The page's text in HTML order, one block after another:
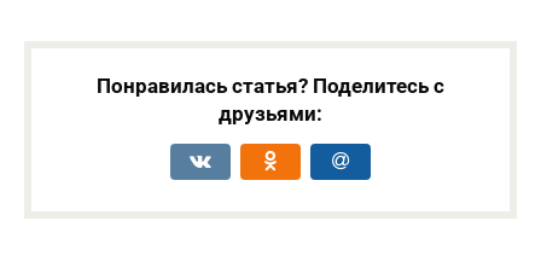
Понравилась статья? Поделитесь с
друзьями: